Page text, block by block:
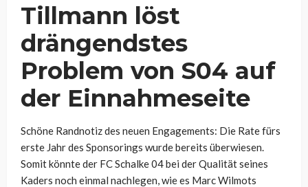
Tillmann löst
drängendstes
Problem von S04 auf
der Einnahmeseite
Schöne Randnotiz des neuen Engagements: Die Rate fürs
erste Jahr des Sponsorings wurde bereits überwiesen.
Somit könnte der FC Schalke 04 bei der Qualität seines
Kaders noch einmal nachlegen, wie es Marc Wilmots